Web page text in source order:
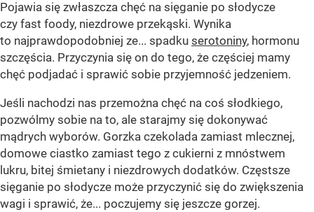
Pojawia się zwłaszcza chęć na sięganie po słodycze
czy fast foody, niezdrowe przekąski. Wynika
to najprawdopodobniej ze... spadku serotoniny, hormonu
szczęścia. Przyczynia się on do tego, że częściej mamy
chęć podjadać i sprawić sobie przyjemność jedzeniem.
Jeśli nachodzi nas przemożna chęć na coś słodkiego,
pozwólmy sobie na to, ale starajmy się dokonywać
mądrych wyborów. Gorzka czekolada zamiast mlecznej,
domowe ciastko zamiast tego z cukierni z mnóstwem
lukru, bitej śmietany i niezdrowych dodatków. Częstsze
sięganie po słodycze może przyczynić się do zwiększenia
wagi i sprawić, że... poczujemy się jeszcze gorzej.